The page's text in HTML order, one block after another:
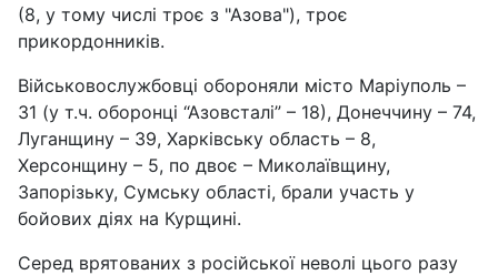
(8, у тому числі троє з "Азова"), троє
прикордонників.
Військовослужбовці обороняли місто Маріуполь –
31 (у т.ч. оборонці “Азовсталі” – 18), Донеччину – 74,
Луганщину – 39, Харківську область – 8,
Херсонщину – 5, по двоє – Миколаївщину,
Запорізьку, Сумську області, брали участь у
бойових діях на Курщині.
Серед врятованих з російської неволі цього разу